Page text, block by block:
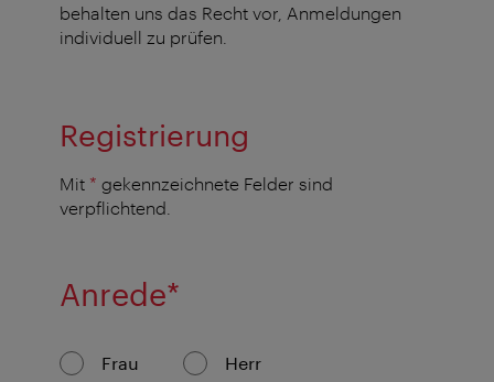
behalten uns das Recht vor, Anmeldungen
individuell zu prüfen.
Registrierung
Mit * gekennzeichnete Felder sind
verpflichtend.
Anrede*
Frau Herr